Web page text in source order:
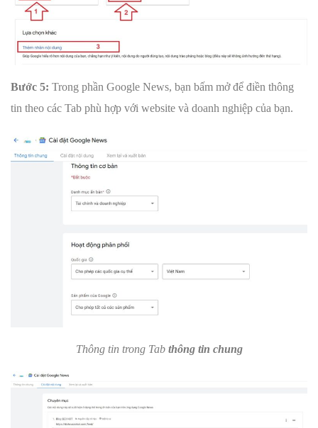
Bước 5: Trong phần Google News, bạn bấm mở để điền thông
tin theo các Tab phù hợp với website và doanh nghiệp của bạn.
Thông tin trong Tab thông tin chung